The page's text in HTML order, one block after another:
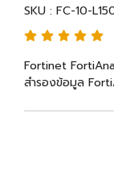
SKU : FC-10-
Fortinet
สำรองข้อมูล